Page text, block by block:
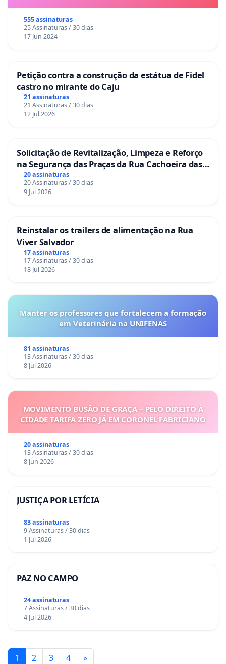
555 assinaturas
25 Assinaturas / 30 dias
17 Jun 2024
Petição contra a construção da estátua de Fidel
castro no mirante do Caju
21 assinaturas
21 Assinaturas / 30 dias
12 Jul 2026
Solicitação de Revitalização, Limpeza e Reforço
na Segurança das Praças da Rua Cachoeira das
Sete Ilhas
20 assinaturas
20 Assinaturas / 30 dias
9 Jul 2026
Reinstalar os trailers de alimentação na Rua
Viver Salvador
17 assinaturas
17 Assinaturas / 30 dias
18 Jul 2026
Manter os professores que fortalecem a formação
em Veterinária na UNIFENAS
81 assinaturas
13 Assinaturas / 30 dias
8 Jul 2026
MOVIMENTO BUSÃO DE GRAÇA – PELO DIREITO À
CIDADE TARIFA ZERO JÁ EM CORONEL FABRICIANO
20 assinaturas
13 Assinaturas / 30 dias
8 Jun 2026
JUSTIÇA POR LETÍCIA
83 assinaturas
9 Assinaturas / 30 dias
1 Jul 2026
PAZ NO CAMPO
24 assinaturas
7 Assinaturas / 30 dias
4 Jul 2026
1 2 3 4 »